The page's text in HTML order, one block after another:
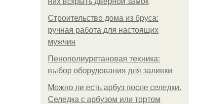
Строительство дома из бруса:
ручная работа для настоящих
мужчин
Пенополиуретановая техника:
выбор оборудования для заливки
Можно ли есть арбуз после селедки.
Селедка с арбузом или тортом